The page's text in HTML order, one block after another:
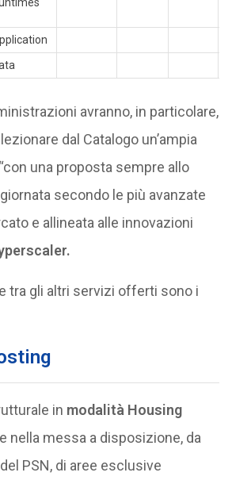
avranno, in particolare,
dal Catalogo un’ampia
una proposta sempre allo
secondo le più avanzate
e allineata alle innovazioni
tra gli altri servizi offerti sono i
in modalità Housing
nella messa a disposizione, da
PSN, di aree esclusive